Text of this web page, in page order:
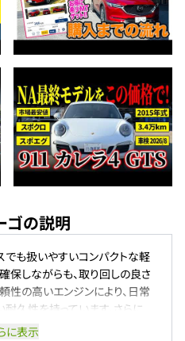
ゴの説明
も扱いやすいコンパクトな軽
保しながらも、取り回しの良さ
性の高いエンジンにより、日常
性を持っています。さらに、
安全装備も充実し、ドライバー
に表示